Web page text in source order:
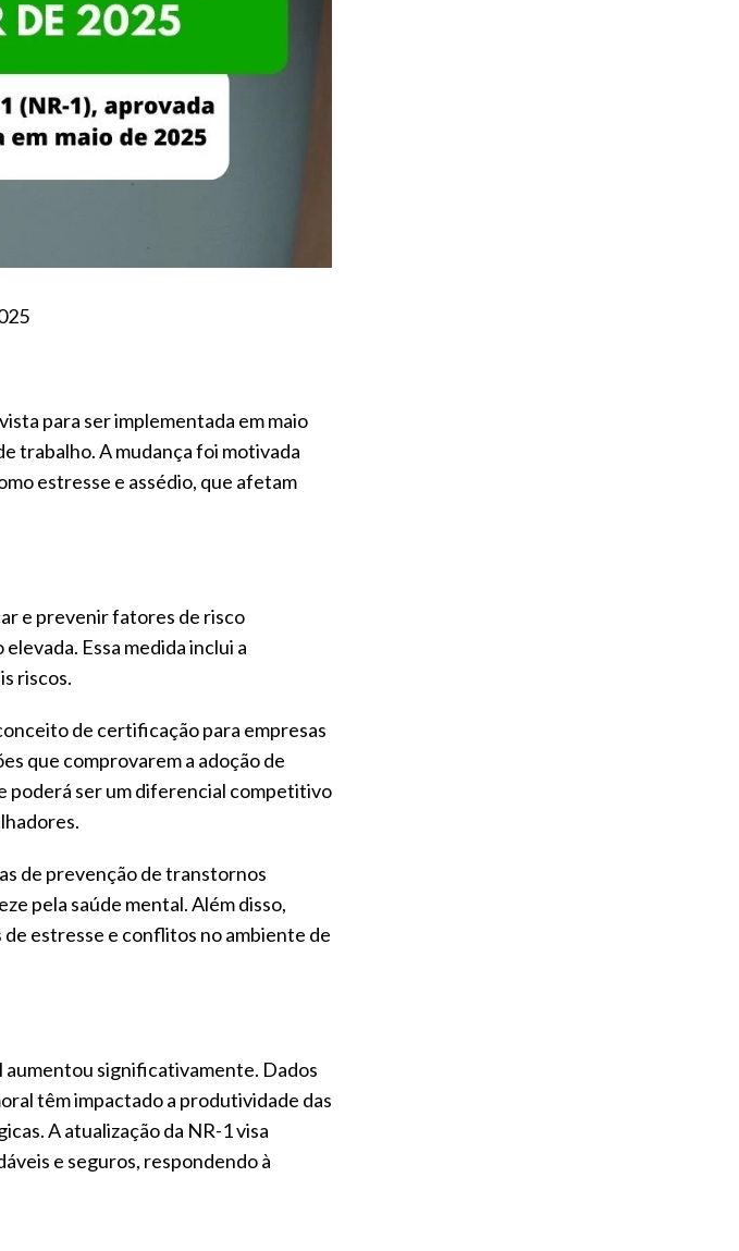
para ser implementada em maio
trabalho. A mudança foi motivada
estresse e assédio, que afetam
e prevenir fatores de risco
Essa medida inclui a
riscos.
de certificação para empresas
que comprovarem a adoção de
poderá ser um diferencial competitivo
de prevenção de transtornos
pela saúde mental. Além disso,
estresse e conflitos no ambiente de
aumentou significativamente. Dados
têm impactado a produtividade das
A atualização da NR-1 visa
e seguros, respondendo à